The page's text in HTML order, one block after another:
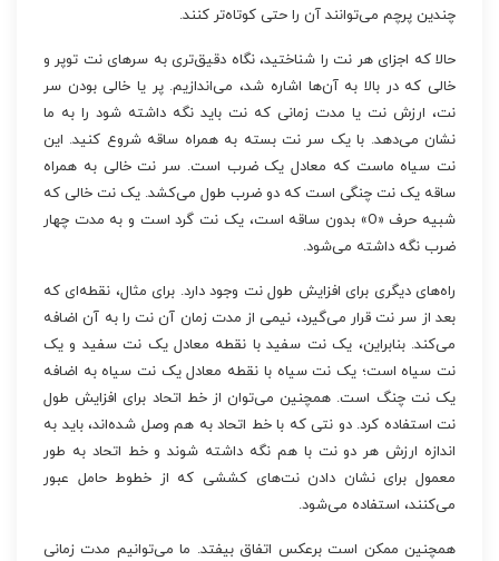
چندین پرچم می‌توانند آن را حتی کوتاه‌تر کنند.
حالا که اجزای هر نت را شناختید، نگاه دقیق‌تری به سرهای نت توپر و
خالی که در بالا به آن‌ها اشاره شد، می‌اندازیم. پر یا خالی بودن سر
نت، ارزش نت یا مدت زمانی که نت باید نگه داشته شود را به ما
نشان می‌دهد. با یک سر نت بسته به همراه ساقه شروع کنید. این
نت سیاه ماست که معادل یک ضرب است. سر نت خالی به همراه
ساقه یک نت چنگی است که دو ضرب طول می‌کشد. یک نت خالی که
شبیه حرف «O» بدون ساقه است، یک نت گرد است و به مدت چهار
ضرب نگه داشته می‌شود.
راه‌های دیگری برای افزایش طول نت وجود دارد. برای مثال، نقطه‌ای که
بعد از سر نت قرار می‌گیرد، نیمی از مدت زمان آن نت را به آن اضافه
می‌کند. بنابراین، یک نت سفید با نقطه معادل یک نت سفید و یک
نت سیاه است؛ یک نت سیاه با نقطه معادل یک نت سیاه به اضافه
یک نت چنگ است. همچنین می‌توان از خط اتحاد برای افزایش طول
نت استفاده کرد. دو نتی که با خط اتحاد به هم وصل شده‌اند، باید به
اندازه ارزش هر دو نت با هم نگه داشته شوند و خط اتحاد به طور
معمول برای نشان دادن نت‌های کششی که از خطوط حامل عبور
می‌کنند، استفاده می‌شود.
همچنین ممکن است برعکس اتفاق بیفتد. ما می‌توانیم مدت زمانی